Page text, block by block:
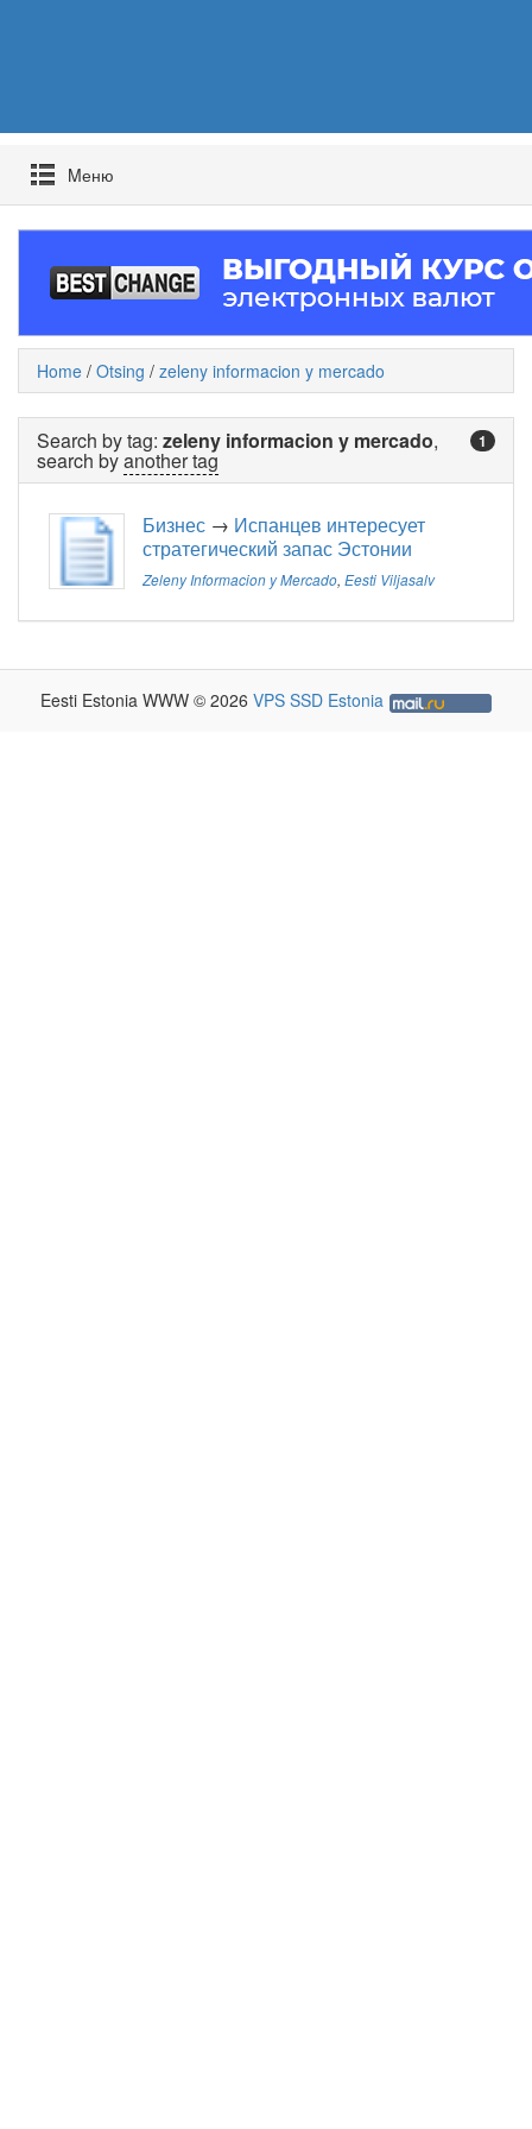
Mеню
Home / Otsing / zeleny informacion y mercado
1
Search by tag: zeleny informacion y mercado,
search byanother tag
Бизнес → Испанцев интересует
стратегический запас Эстонии
Zeleny Informacion y Mercado, Eesti Viljasalv
Eesti Estonia WWW © 2026 VPS SSD Estonia